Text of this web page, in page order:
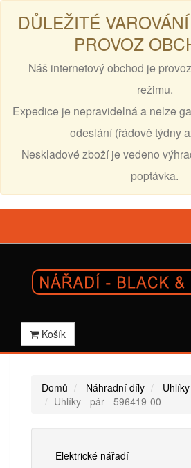
DŮLEŽITÉ
PROVOZ
Náš internetový obchod je
režimu.
Expedice je nepravidelná a nelze
odeslání (řádově týdny
Neskladové zboží je vedeno
poptávka.
Košík
Domů Náhradní díly
Uhlíky
Uhlíky - pár - 596419-00
Elektrické nářadí